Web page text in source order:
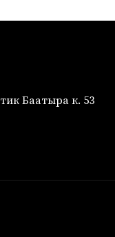
Баатыра к. 53